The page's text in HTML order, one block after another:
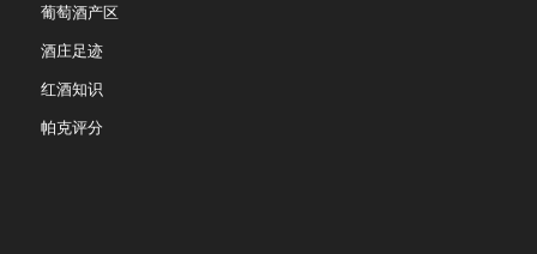
葡萄酒产区
酒庄足迹
红酒知识
帕克评分